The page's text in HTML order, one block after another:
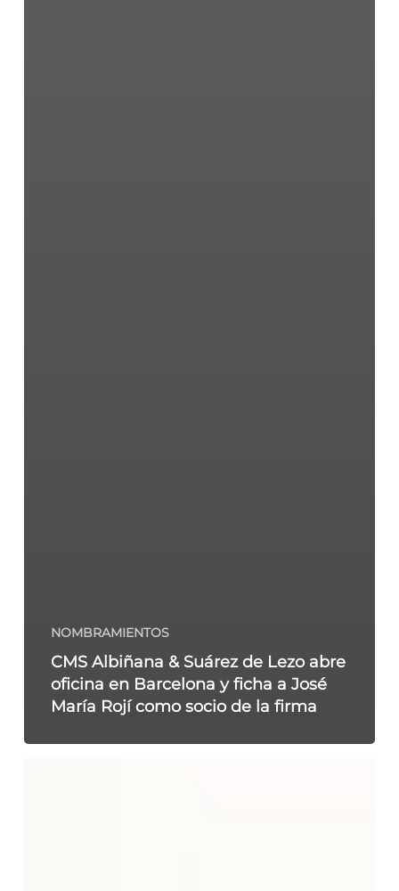
NOMBRAMIENTOS
CMS Albiñana & Suárez de Lezo abre
oficina en Barcelona y ficha a José
María Rojí como socio de la firma